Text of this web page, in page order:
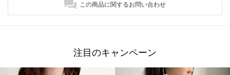
この商品に関するお問い合わせ
注目のキャンペーン